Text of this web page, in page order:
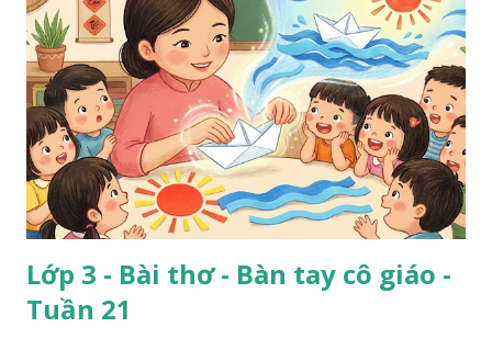
Lớp 3 - Bài thơ - Bàn tay cô giáo -
Tuần 21